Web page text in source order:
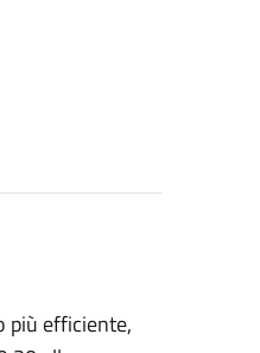
più efficiente,